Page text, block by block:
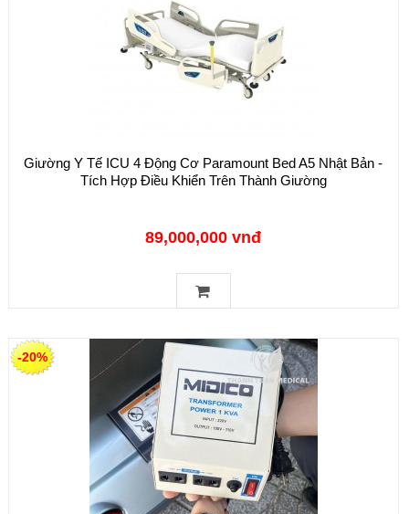
Giường Y Tế ICU 4 Động Cơ Paramount Bed A5 Nhật Bản -
Tích Hợp Điều Khiển Trên Thành Giường
89,000,000 vnđ
-20%